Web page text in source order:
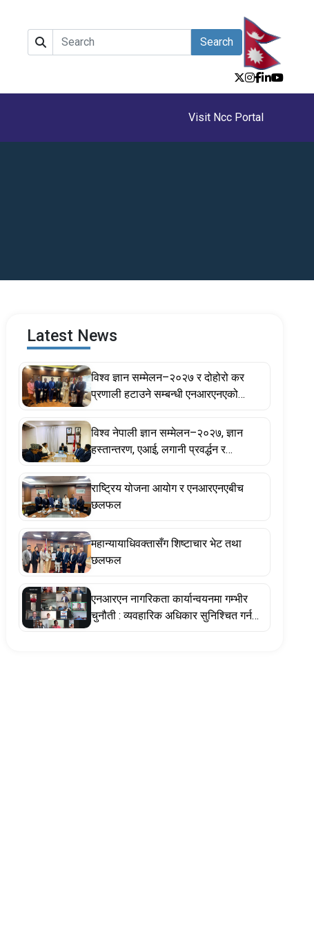
Search
Visit Ncc Portal
Latest News
विश्व ज्ञान सम्मेलन–२०२७ र दोहोरो कर
प्रणाली हटाउने सम्बन्धी एनआरएनएको
प्रतिबद्धता
विश्व नेपाली ज्ञान सम्मेलन–२०२७, ज्ञान
हस्तान्तरण, एआई, लगानी प्रवर्द्धन र
छलफल
राष्ट्रिय योजना आयोग र एनआरएनएबीच
छलफल
महान्यायाधिवक्तासँग शिष्टाचार भेट तथा
छलफल
एनआरएन नागरिकता कार्यान्वयनमा गम्भीर
चुनौती : व्यवहारिक अधिकार सुनिश्चित गर्न